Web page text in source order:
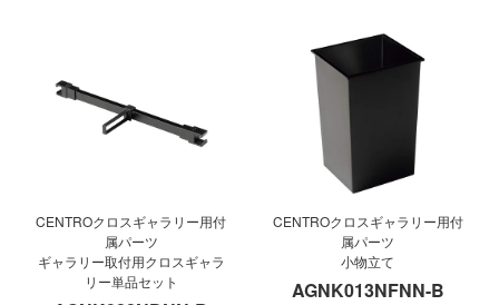
CENTROクロスギャラリー用付
属パーツ
ギャラリー取付用クロスギャラ
リー単品セット
CENTROクロスギャラリー用付
属パーツ
小物立て
AGNK013NFNN-B